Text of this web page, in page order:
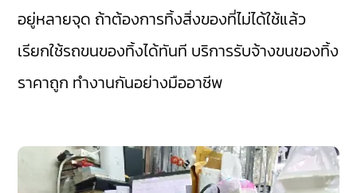
อยู่หลายจุด ถ้าต้องการทิ้งสิ่งของที่ไม่ได้ใช้แล้ว
เรียกใช้รถขนของทิ้งได้ทันที บริการรับจ้างขนของทิ้ง
ราคาถูก ทำงานกันอย่างมืออาชีพ